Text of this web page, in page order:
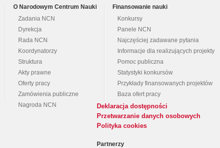
O Narodowym Centrum Nauki
Zadania NCN
Dyrekcja
Rada NCN
Koordynatorzy
Struktura
Akty prawne
Oferty pracy
Zamówienia publiczne
Nagroda NCN
Finansowanie nauki
Konkursy
Panele NCN
Najczęściej zadawane pytania
Informacje dla realizujących projekty
Pomoc publiczna
Statystyki konkursów
Przykłady finansowanych projektów
Baza ofert pracy
Deklaracja dostępności
Przetwarzanie danych osobowych
Polityka cookies
Partnerzy